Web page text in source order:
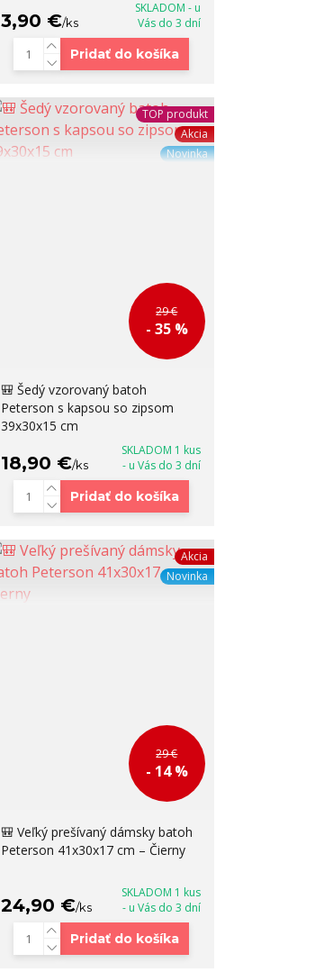
3,90 €/ks
SKLADOM - u
Vás do 3 dní
Pridať do košíka
TOP produkt
Akcia
Novinka
29 €
- 35 %
🎒 Šedý vzorovaný batoh
Peterson s kapsou so zipsom
39x30x15 cm
18,90 €/ks
SKLADOM 1 kus
- u Vás do 3 dní
Pridať do košíka
Akcia
Novinka
29 €
- 14 %
🎒 Veľký prešívaný dámsky batoh
Peterson 41x30x17 cm – Čierny
24,90 €/ks
SKLADOM 1 kus
- u Vás do 3 dní
Pridať do košíka